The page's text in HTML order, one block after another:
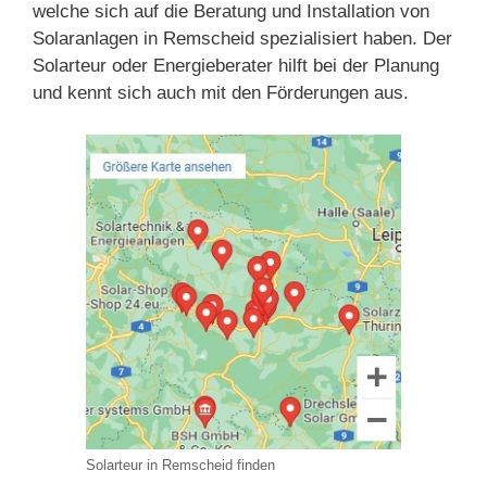
welche sich auf die Beratung und Installation von
Solaranlagen in Remscheid spezialisiert haben. Der
Solarteur oder Energieberater hilft bei der Planung
und kennt sich auch mit den Förderungen aus.
Solarteur in Remscheid finden